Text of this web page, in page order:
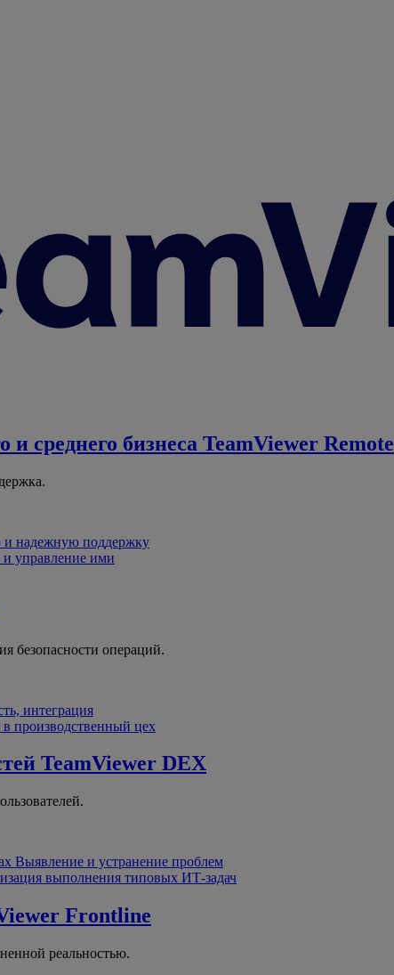
среднего бизнеса TeamViewer Remote
и надежную поддержку
управление ими
безопасности операций.
интеграция
производственный цех
TeamViewer DEX
Выявление и устранение проблем
выполнения типовых ИТ-задач
Frontline
реальностью.